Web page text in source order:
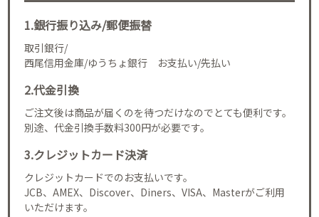
1.銀行振り込み/郵便振替
取引銀行/
西尾信用金庫/ゆうちょ銀行 お支払い/先払い
2.代金引換
ご注文後は商品が届くのを待つだけなのでとても便利です。
別途、代金引換手数料300円が必要です。
3.クレジットカード決済
クレジットカードでのお支払いです。
JCB、AMEX、Discover、Diners、VISA、Masterがご利用
いただけます。